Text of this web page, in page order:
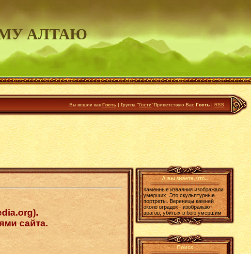
АЛТАЮ
Вы вошли как Гость | Группа "Гости"Приветствую Вас Гость | RSS
сайта.
А вы знаете, что..
Каменные изваяния изображали
умерших. Это скульптурные
портреты. Вереницы камней
около оградок - изображают
врагов, убитых в бою умершим
Поиск